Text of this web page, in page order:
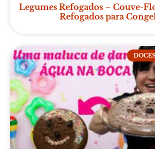
Legumes Refogados – Couve-
Refogados para